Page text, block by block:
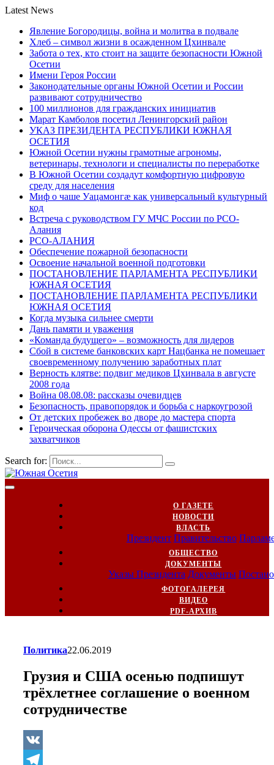
Latest News
Явление Богородицы, война и молитва в подвале
Хлеб – символ жизни в осажденном Цхинвале
Забота о тех, кто стоит на защите безопасности Южной
Осетии
Имени Героя России
Законодательные органы Южной Осетии и России
развивают сотрудничество
100 миллионов для гражданских инициатив
Марат Камболов посетил Ленингорский район
УКАЗ ПРЕЗИДЕНТА РЕСПУБЛИКИ ЮЖНАЯ
ОСЕТИЯ
Южной Осетии нужны грамотные агрономы,
ветеринары, технологи и специалисты по переработке
В Южной Осетии создадут комфортную цифровую
среду для населения
Миф о чаше Уацамонгæ как универсальный культурный
код
Встреча с руководством ГУ МЧС России по РСО-
Алания
РСО-АЛАНИЯ
Обеспечение пожарной безопасности
Освоение начальной военной подготовки
ПОСТАНОВЛЕНИЕ ПАРЛАМЕНТА РЕСПУБЛИКИ
ЮЖНАЯ ОСЕТИЯ
ПОСТАНОВЛЕНИЕ ПАРЛАМЕНТА РЕСПУБЛИКИ
ЮЖНАЯ ОСЕТИЯ
Когда музыка сильнее смерти
Дань памяти и уважения
«Команда будущего» – возможность для лидеров
Сбой в системе банковских карт Нацбанка не помешает
своевременному получению заработных плат
Верность клятве: подвиг медиков Цхинвала в августе
2008 года
Война 08.08.08: рассказы очевидцев
Безопасность, правопорядок и борьба с наркоугрозой
От детских пробежек во дворе до мастера спорта
Героическая оборона Одессы от фашистских
захватчиков
Search for:
О ГАЗЕТЕ
НОВОСТИ
ВЛАСТЬ
Президент Правительство
ОБЩЕСТВО
ДОКУМЕНТЫ
Указы Президента Документы
ФОТОГАЛЕРЕЯ
ВИДЕО
PDF-АРХИВ
Политика22.06.2019
Грузия и США осенью подпишут
трёхлетнее соглашение о военном
сотрудничестве
VK